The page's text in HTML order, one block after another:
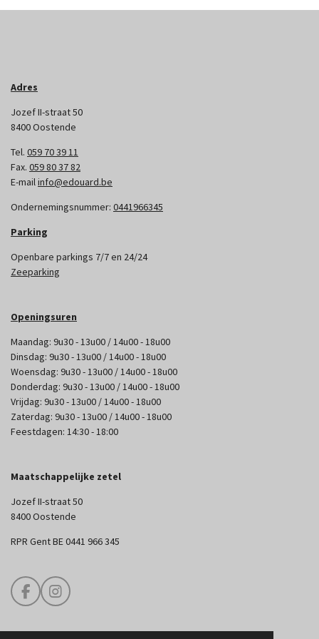
Adres
Jozef II-straat 50
8400 Oostende
Tel. 059 70 39 11
Fax. 059 80 37 82
E-mailinfo@edouard.be
Ondernemingsnummer: 0441966345
Parking
Openbare parkings 7/7 en 24/24
Zeeparking
Openingsuren
Maandag: 9u30 - 13u00 / 14u00 - 18u00
Dinsdag: 9u30 - 13u00 / 14u00 - 18u00
Woensdag: 9u30 - 13u00 / 14u00 - 18u00
Donderdag: 9u30 - 13u00 / 14u00 - 18u00
Vrijdag: 9u30 - 13u00 / 14u00 - 18u00
Zaterdag: 9u30 - 13u00 / 14u00 - 18u00
Feestdagen: 14:30 - 18:00
Maatschappelijke zetel
Jozef II-straat 50
8400 Oostende
RPR Gent BE 0441 966 345
F
a
I
n